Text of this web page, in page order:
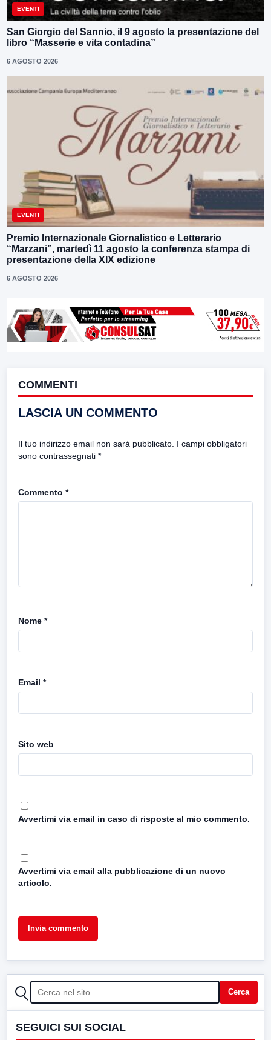
EVENTI
San Giorgio del Sannio, il 9 agosto la presentazione del
libro “Masserie e vita contadina”
6 AGOSTO 2026
EVENTI
Premio Internazionale Giornalistico e Letterario
“Marzani”, martedì 11 agosto la conferenza stampa di
presentazione della XIX edizione
6 AGOSTO 2026
COMMENTI
LASCIA UN COMMENTO
Il tuo indirizzo email non sarà pubblicato. I campi obbligatori
sono contrassegnati *
Commento *
Nome *
Email *
Sito web
Avvertimi via email in caso di risposte al mio commento.
Avvertimi via email alla pubblicazione di un nuovo
articolo.
CERCA Cerca
SEGUICI SUI SOCIAL